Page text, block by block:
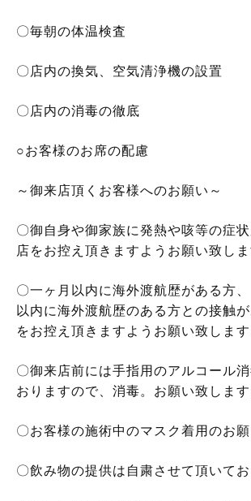
〇毎朝の体温検査
〇店内の換気、空気清浄機の設置
〇店内の消毒の徹底
○お客様のお席の配慮
～御来店頂くお客様へのお願い～
〇御自身や御家族に発熱や咳等の症
店をお控え頂きますようお願い致しま
〇一ヶ月以内に海外渡航歴がある方
以内に海外渡航歴のある方との接触
をお控え頂きますようお願い致します
〇御来店前には手指用のアルコール
おりますので、消毒。お願い致します
〇お客様の施術中のマスク着用のお願
〇飲み物の提供は自粛させて頂いてお